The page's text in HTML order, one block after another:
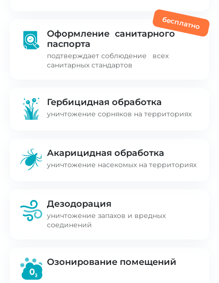
Оформление санитарного
паспорта
подтверждает соблюдение всех
санитарных стандартов
бесплатно
Гербицидная обработка
уничтожение сорняков на территориях
Акарицидная обработка
уничтожение насекомых на территориях
Дезодорация
уничтожение запахов и вредных
соединений
Озонирование помещений